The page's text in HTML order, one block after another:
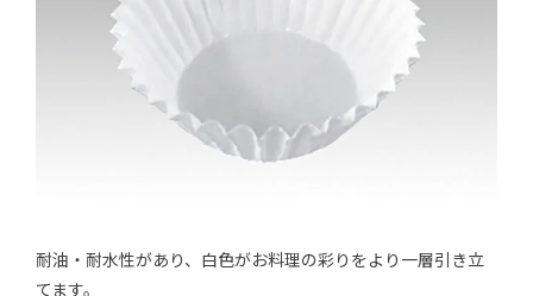
耐油・耐水性があり、白色がお料理の彩りをより一層引き立
てます。